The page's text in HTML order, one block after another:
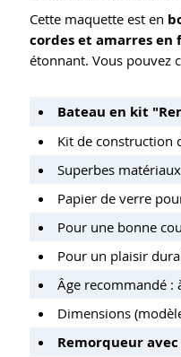
Cette maquette est en
cordes et amarres en
étonnant. Vous pouvez
Bateau en kit
Kit de construction
Superbes
Papier de verre
Pour une bonne
Pour un plaisir
Âge recommandé :
Dimensions
Remorqueur